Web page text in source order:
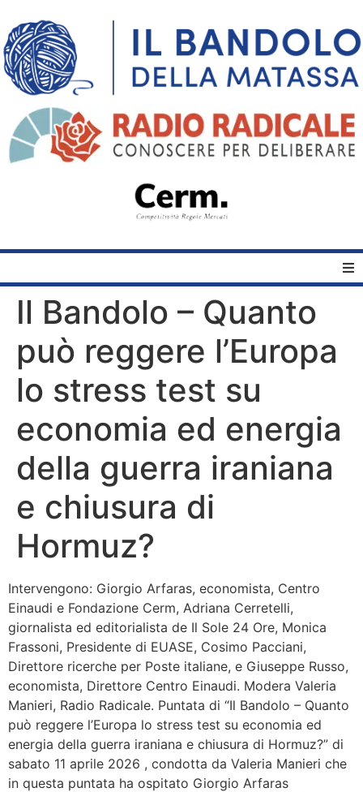
Home
Quelli del Bandolo
Bandolo
Connessioni
Fondazione CERM
Fondazione CERM – Idee
Il Bandolo – Quanto
può reggere l’Europa
lo stress test su
economia ed energia
della guerra iraniana
e chiusura di
Hormuz?
Intervengono: Giorgio Arfaras, economista, Centro
Einaudi e Fondazione Cerm, Adriana Cerretelli,
giornalista ed editorialista de Il Sole 24 Ore, Monica
Frassoni, Presidente di EUASE, Cosimo Pacciani,
Direttore ricerche per Poste italiane, e Giuseppe Russo,
economista, Direttore Centro Einaudi. Modera Valeria
Manieri, Radio Radicale. Puntata di “Il Bandolo – Quanto
può reggere l’Europa lo stress test su economia ed
energia della guerra iraniana e chiusura di Hormuz?” di
sabato 11 aprile 2026 , condotta da Valeria Manieri che
in questa puntata ha ospitato Giorgio Arfaras